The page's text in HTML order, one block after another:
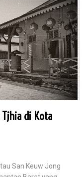
Tjhia di Kota
San Keuw Jong